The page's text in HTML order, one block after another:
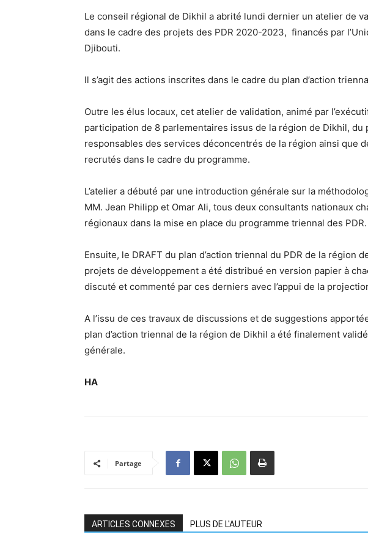
Le conseil régional de Dikhil a abrité lundi dernier un atelier de
dans le cadre des projets des PDR 2020-2023, financés par
Djibouti.
Il s’agit des actions inscrites dans le cadre du plan d’action
Outre les élus locaux, cet atelier de validation, animé par
participation de 8 parlementaires issus de la région de Dikhil, du
responsables des services déconcentrés de la région ainsi que
recrutés dans le cadre du programme.
L’atelier a débuté par une introduction générale sur la
MM. Jean Philipp et Omar Ali, tous deux consultants nationaux
régionaux dans la mise en place du programme triennal des PDR.
Ensuite, le DRAFT du plan d’action triennal du PDR de la région
projets de développement a été distribué en version papier à
discuté et commenté par ces derniers avec l’appui de la
A l’issu de ces travaux de discussions et de suggestions
plan d’action triennal de la région de Dikhil a été finalement validé
générale.
HA
Partage
ARTICLES CONNEXES PLUS DE L'AUTEUR